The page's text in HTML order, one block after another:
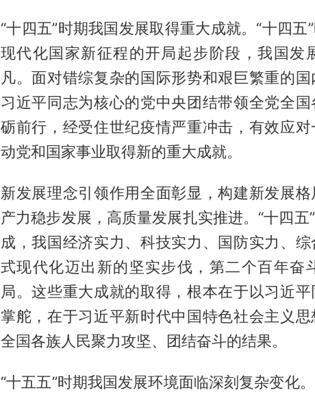
“十四五”时期我国发展取得重大成就。“十四五
现代化国家新征程的开局起步阶段，我国发
凡。面对错综复杂的国际形势和艰巨繁重的
习近平同志为核心的党中央团结带领全党全
砺前行，经受住世纪疫情严重冲击，有效应
动党和国家事业取得新的重大成就。
新发展理念引领作用全面彰显，构建新发展
产力稳步发展，高质量发展扎实推进。“十四
成，我国经济实力、科技实力、国防实力、
式现代化迈出新的坚实步伐，第二个百年奋
局。这些重大成就的取得，根本在于以习近
掌舵，在于习近平新时代中国特色社会主义
全国各族人民聚力攻坚、团结奋斗的结果。
“十五五”时期我国发展环境面临深刻复杂变化